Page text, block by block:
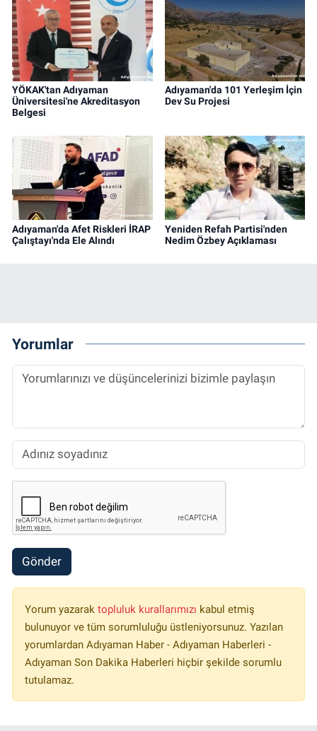
YÖKAK'tan Adıyaman
Üniversitesi'ne Akreditasyon
Belgesi
Adıyaman'da 101 Yerleşim İçin
Dev Su Projesi
Adıyaman'da Afet Riskleri İRAP
Çalıştayı'nda Ele Alındı
Yeniden Refah Partisi'nden
Nedim Özbey Açıklaması
Yorumlar
Gönder
Yorum yazarak topluluk kurallarımızı kabul etmiş
bulunuyor ve tüm sorumluluğu üstleniyorsunuz. Yazılan
yorumlardan Adıyaman Haber - Adıyaman Haberleri -
Adıyaman Son Dakika Haberleri hiçbir şekilde sorumlu
tutulamaz.